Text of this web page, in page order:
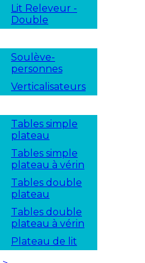
Lit Releveur -
Double
Soulève-
personnes
Verticalisateurs
Tables simple
plateau
Tables simple
plateau à vérin
Tables double
plateau
Tables double
plateau à vérin
Plateau de lit